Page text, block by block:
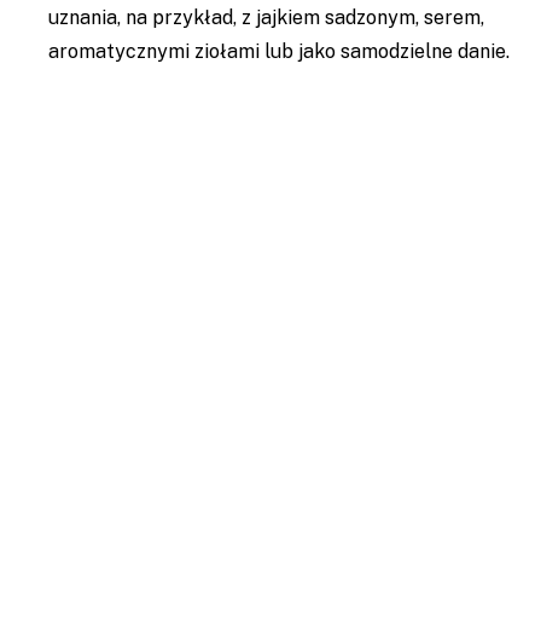
uznania, na przykład, z jajkiem sadzonym, serem,
aromatycznymi ziołami lub jako samodzielne danie.